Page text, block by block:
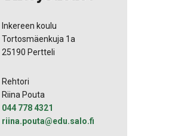
Inkereen koulu
Tortosmäenkuja 1a
25190 Pertteli
Rehtori
Riina Pouta
044 778 4321
riina.pouta@edu.salo.fi